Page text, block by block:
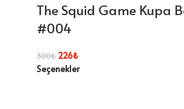
The Squid Game Kupa
#004
300₺ 226₺
Seçenekler